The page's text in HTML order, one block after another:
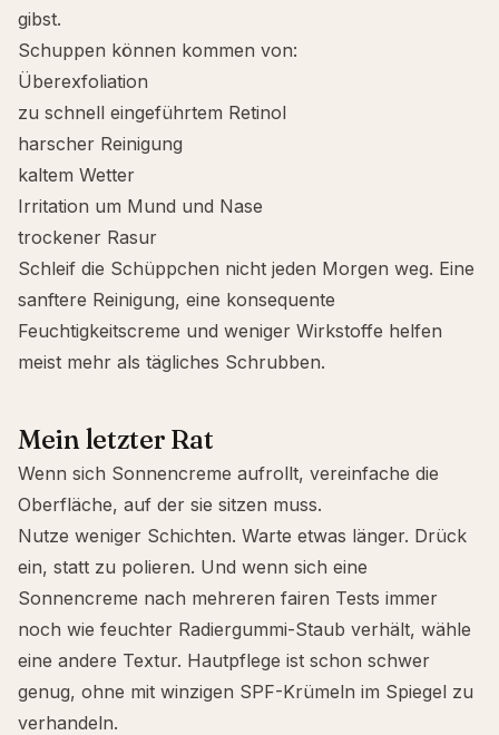
gibst.
Schuppen können kommen von:
Überexfoliation
zu schnell eingeführtem Retinol
harscher Reinigung
kaltem Wetter
Irritation um Mund und Nase
trockener Rasur
Schleif die Schüppchen nicht jeden Morgen weg. Eine
sanftere Reinigung, eine konsequente
Feuchtigkeitscreme und weniger Wirkstoffe helfen
meist mehr als tägliches Schrubben.
Mein letzter Rat
Wenn sich Sonnencreme aufrollt, vereinfache die
Oberfläche, auf der sie sitzen muss.
Nutze weniger Schichten. Warte etwas länger. Drück
ein, statt zu polieren. Und wenn sich eine
Sonnencreme nach mehreren fairen Tests immer
noch wie feuchter Radiergummi-Staub verhält, wähle
eine andere Textur. Hautpflege ist schon schwer
genug, ohne mit winzigen SPF-Krümeln im Spiegel zu
verhandeln.